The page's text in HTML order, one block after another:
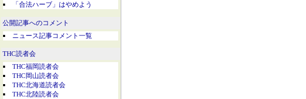
「合法ハーブ」はやめよう
公開記事へのコメント
ニュース記事コメント一覧
THC読者会
THC福岡読者会
THC岡山読者会
THC北海道読者会
THC北陸読者会